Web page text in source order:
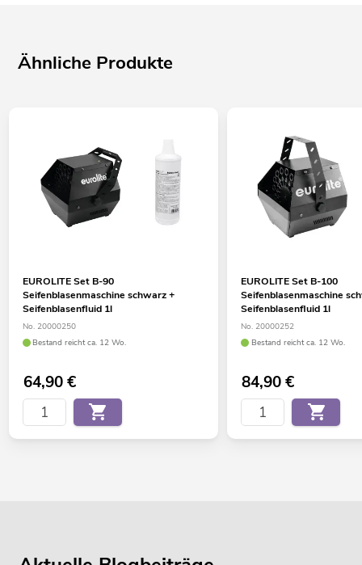
Ähnliche Produkte
EUROLITE Set B-90
Seifenblasenmaschine schwarz +
Seifenblasenfluid 1l
No. 20000250
Bestand reicht ca. 12 Wo.
64,90€
EUROLITE Set B-100
Seifenblasenmaschine
Seifenblasenfluid 1l
No. 20000252
Bestand reicht ca. 12 Wo.
84,90€